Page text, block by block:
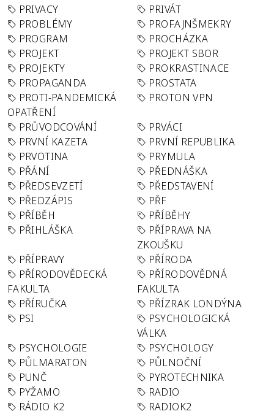
PRIVACY
PRIVÁT
PROBLÉMY
PROFAJNŠMEKRY
PROGRAM
PROCHÁZKA
PROJEKT
PROJEKT SBOR
PROJEKTY
PROKRASTINACE
PROPAGANDA
PROSTATA
PROTI-PANDEMICKÁ
OPATŘENÍ
PROTON VPN
PRŮVODCOVÁNÍ
PRVÁCI
PRVNÍ KAZETA
PRVNÍ REPUBLIKA
PRVOTINA
PRYMULA
PŘÁNÍ
PŘEDNÁŠKA
PŘEDSEVZETÍ
PŘEDSTAVENÍ
PŘEDZÁPIS
PŘF
PŘÍBĚH
PŘÍBĚHY
PŘIHLÁŠKA
PŘÍPRAVA NA
ZKOUŠKU
PŘÍPRAVY
PŘÍRODA
PŘÍRODOVĚDECKÁ
FAKULTA
PŘÍRODOVĚDNÁ
FAKULTA
PŘÍRUČKA
PŘÍZRAK LONDÝNA
PSI
PSYCHOLOGICKÁ
VÁLKA
PSYCHOLOGIE
PSYCHOLOGY
PŮLMARATON
PŮLNOČNÍ
PUNČ
PYROTECHNIKA
PYŽAMO
RADIO
RÁDIO K2
RADIOK2